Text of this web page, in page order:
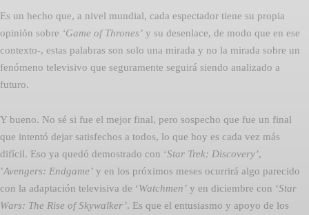
Es un hecho que, a nivel mundial, cada espectador tiene su propia
opinión sobre ‘Game of Thrones’ y su desenlace, de modo que en ese
contexto-, estas palabras son solo una mirada y no la mirada sobre un
fenómeno televisivo que seguramente seguirá siendo analizado a
futuro.
Y bueno. No sé si fue el mejor final, pero sospecho que fue un final
que intentó dejar satisfechos a todos, lo que hoy es cada vez más
difícil. Eso ya quedó demostrado con ‘Star Trek: Discovery’,
’Avengers: Endgame’ y en los próximos meses ocurrirá algo parecido
con la adaptación televisiva de ‘Watchmen’ y en diciembre con ‘Star
Wars: The Rise of Skywalker’. Es que el entusiasmo y apoyo de los